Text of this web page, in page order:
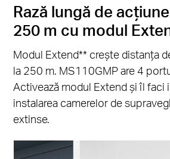
Rază lungă de
250 m cu modul
Modul Extend** crește distanța
la 250 m. MS110GMP are 4
Activează modul Extend și îl faci
instalarea camerelor de
extinse.